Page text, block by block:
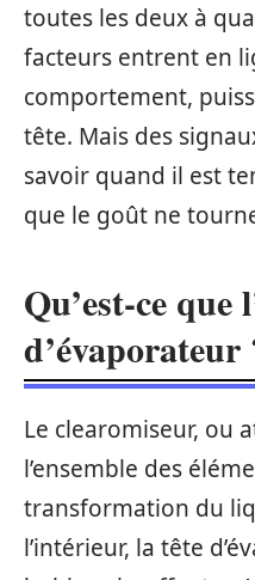
toutes les deux à
facteurs entrent en
comportement,
tête. Mais des
savoir quand il est
que le goût ne
Qu’est-ce que
d’évaporateur
Le clearomiseur, ou
l’ensemble des
transformation du
l’intérieur, la tête